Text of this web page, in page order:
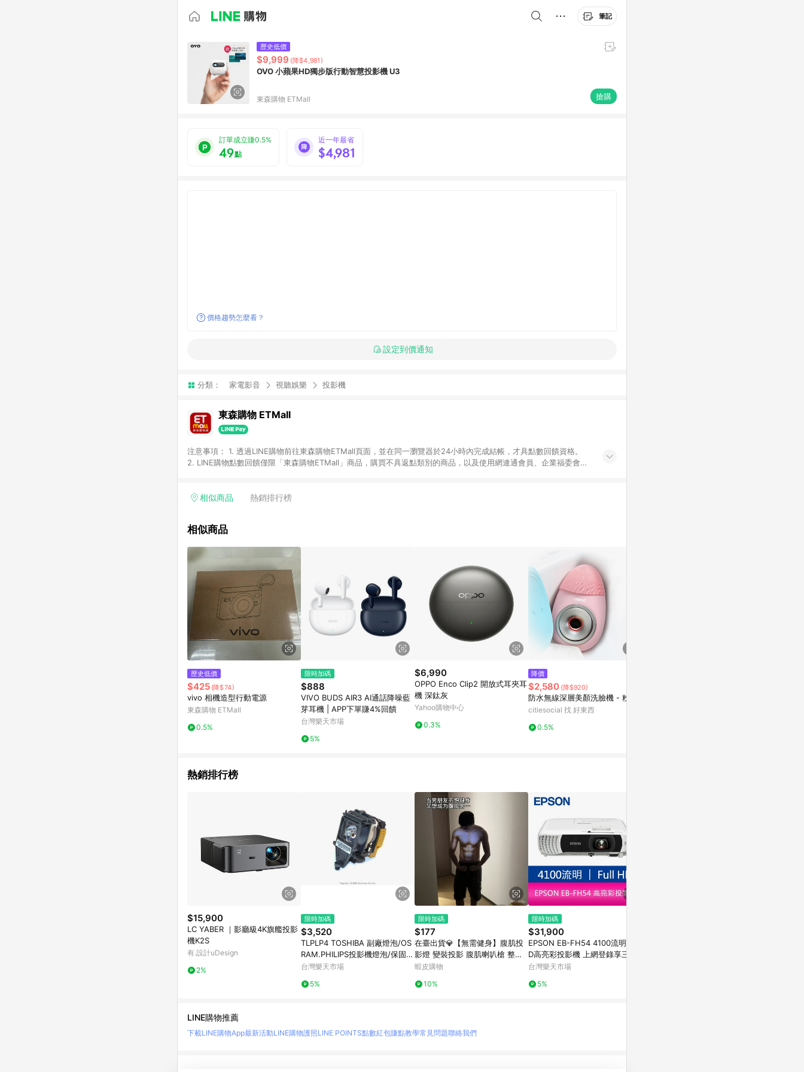
筆記
歷史低價
$9,999 (降$4,981)
OVO 小蘋果HD獨步版行動智慧投影機 U3
東森購物 ETMall 搶購
訂單成立賺0.5%
49點
近一年最省
$4,981
價格趨勢怎麼看？
設定到價通知
分類： 家電影音 視聽娛樂 投影機
東森購物 ETMall
注意事項： 1. 透過LINE購物前往東森購物ETMall頁面，並在同一瀏覽器於24小時內完成結帳，才具點數回饋資格。
2. LINE購物點數回饋僅限「東森購物ETMall」商品，購買不具返點類別的商品，以及使用網連通會員、企業福委會員
「草莓網」全館商品。 4. 如取消訂單、退貨、退款或購物中登出東森購物ETMall，將無法獲得點數回饋。 5. 點數回
面顯示為準。 7. LINE購物設有「單一商品最高回饋點數」機制(特殊活動時開放「回饋無上限」)，以同一訂單中同一
品資料更新會有時間差，如顯示之商品規格、顏色、價位、贈品與東森購物ETMall銷售網頁不符，以銷售網頁標示為
準。 9. 若有贈點爭議，請務必於訂單日期+180天以內至LINE購物客服洽詢；若超過180天(含)以上進行申訴，恕無法
贈點回饋。 10. 部分點數紅包僅限指定商品使用，或不適用於無回饋商品。各點數紅包之適用商品與使用條件請依點數
紅包頁面規則為準。
相似商品 熱銷排行榜
相似商品
歷史低價
$425 (降$74)
vivo 相機造型行動電源
東森購物 ETMall
0.5%
限時加碼
$888
VIVO BUDS AIR3 AI通話降噪藍
芽耳機 | APP下單賺4%回饋
台灣樂天市場
5%
$6,990
OPPO Enco Clip2 開放式耳夾耳
機 深鈦灰
Yahoo購物中心
0.3%
降價
$2,580 (降$920)
防水無線深層美顏洗臉機 - 粉紅
citiesocial 找 好東西
0.5%
熱銷排行榜
$15,900
LC YABER ｜影廳級4K旗艦投影
機K2S
有.設計uDesign
2%
限時加碼
$3,520
TLPLP4 TOSHIBA 副廠燈泡/OS
RAM.PHILIPS投影機燈泡/保固半
年
台灣樂天市場
5%
限時加碼
$177
在臺出貨💎【無需健身】腹肌投
影燈 變裝投影 腹肌喇叭槍 整蠱
腹肌 語音玩具 可錄音 手持投影
蝦皮購物
10%
限時加碼
$31,900
EPSON EB-FH54 4100流明3LC
D高亮彩投影機 上網登錄享三年
保固【APP賺6%點數 領券最高
台灣樂天市場
5%
LINE購物推薦
下載LINE購物App最新活動LINE購物護照LINE POINTS點數紅包賺點教學常見問題聯絡我們